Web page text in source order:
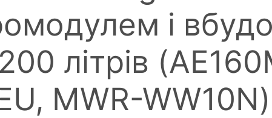
і
літрів
MWR-WW10N)